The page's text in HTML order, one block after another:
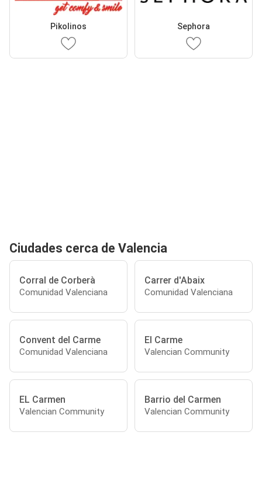
Pikolinos Sephora
Ciudades cerca de Valencia
Corral de Corberà
Comunidad Valenciana
Carrer d'Abaix
Comunidad Valenciana
Convent del Carme
Comunidad Valenciana
El Carme
Valencian Community
EL Carmen
Valencian Community
Barrio del Carmen
Valencian Community